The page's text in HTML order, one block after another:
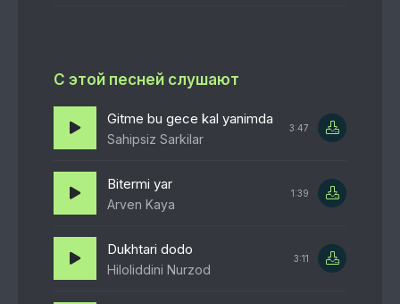
С этой песней слушают
Gitme bu gece kal yanimda
Sahipsiz Sarkilar
3:47
Bitermi yar
Arven Kaya
1:39
Dukhtari dodo
Hiloliddini Nurzod
3:11